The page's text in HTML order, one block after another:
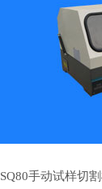
SQ80手动试样切